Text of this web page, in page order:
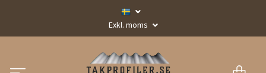
Exkl. moms